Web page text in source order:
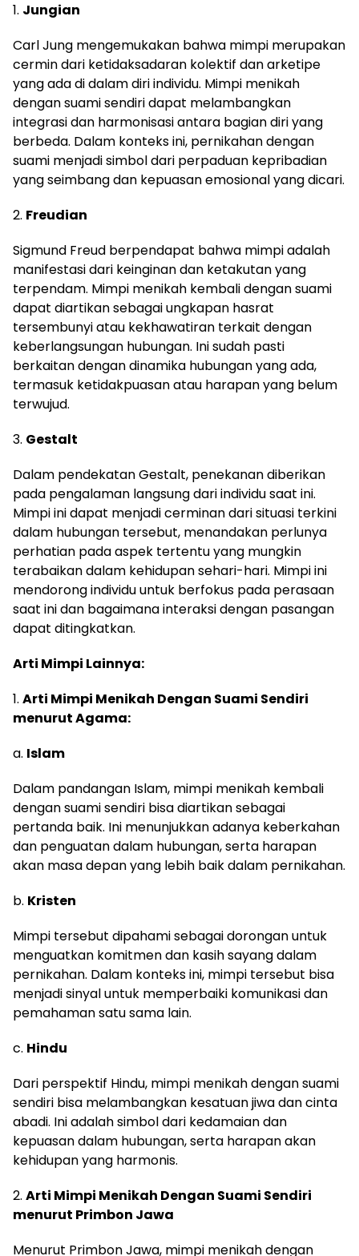
1. Jungian
Carl Jung mengemukakan bahwa mimpi merupakan
cermin dari ketidaksadaran kolektif dan arketipe
yang ada di dalam diri individu. Mimpi menikah
dengan suami sendiri dapat melambangkan
integrasi dan harmonisasi antara bagian diri yang
berbeda. Dalam konteks ini, pernikahan dengan
suami menjadi simbol dari perpaduan kepribadian
yang seimbang dan kepuasan emosional yang dicari.
2. Freudian
Sigmund Freud berpendapat bahwa mimpi adalah
manifestasi dari keinginan dan ketakutan yang
terpendam. Mimpi menikah kembali dengan suami
dapat diartikan sebagai ungkapan hasrat
tersembunyi atau kekhawatiran terkait dengan
keberlangsungan hubungan. Ini sudah pasti
berkaitan dengan dinamika hubungan yang ada,
termasuk ketidakpuasan atau harapan yang belum
terwujud.
3. Gestalt
Dalam pendekatan Gestalt, penekanan diberikan
pada pengalaman langsung dari individu saat ini.
Mimpi ini dapat menjadi cerminan dari situasi terkini
dalam hubungan tersebut, menandakan perlunya
perhatian pada aspek tertentu yang mungkin
terabaikan dalam kehidupan sehari-hari. Mimpi ini
mendorong individu untuk berfokus pada perasaan
saat ini dan bagaimana interaksi dengan pasangan
dapat ditingkatkan.
Arti Mimpi Lainnya:
1. Arti Mimpi Menikah Dengan Suami Sendiri
menurut Agama:
a. Islam
Dalam pandangan Islam, mimpi menikah kembali
dengan suami sendiri bisa diartikan sebagai
pertanda baik. Ini menunjukkan adanya keberkahan
dan penguatan dalam hubungan, serta harapan
akan masa depan yang lebih baik dalam pernikahan.
b. Kristen
Mimpi tersebut dipahami sebagai dorongan untuk
menguatkan komitmen dan kasih sayang dalam
pernikahan. Dalam konteks ini, mimpi tersebut bisa
menjadi sinyal untuk memperbaiki komunikasi dan
pemahaman satu sama lain.
c. Hindu
Dari perspektif Hindu, mimpi menikah dengan suami
sendiri bisa melambangkan kesatuan jiwa dan cinta
abadi. Ini adalah simbol dari kedamaian dan
kepuasan dalam hubungan, serta harapan akan
kehidupan yang harmonis.
2. Arti Mimpi Menikah Dengan Suami Sendiri
menurut Primbon Jawa
Menurut Primbon Jawa, mimpi menikah dengan